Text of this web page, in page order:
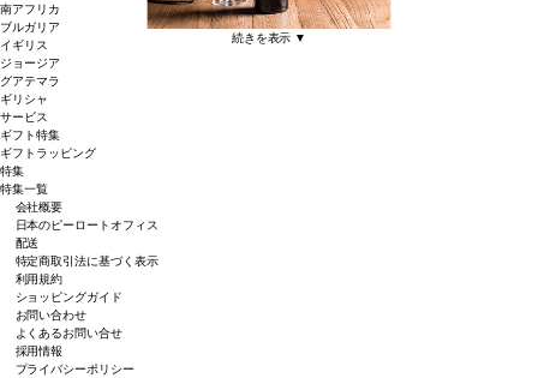
続きを表示 ▼
南アフリカ
ブルガリア
イギリス
ジョージア
グアテマラ
ギリシャ
サービス
ギフト特集
ギフトラッピング
特集
特集一覧
会社概要
日本のピーロートオフィス
配送
特定商取引法に基づく表示
利用規約
ショッピングガイド
お問い合わせ
よくあるお問い合せ
採用情報
プライバシーポリシー